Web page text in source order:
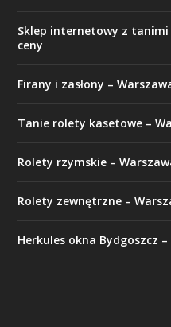
Sklep internetowy z
ceny
Firany i zasłony –
Tanie rolety kasetowe –
Rolety rzymskie –
Rolety zewnętrzne –
Herkules okna Bydgoszcz